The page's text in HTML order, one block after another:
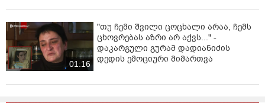
01:16
"თუ ჩემი შვილი ცოცხალი არაა, ჩემს
ცხოვრებას აზრი არ აქვს..." -
დაკარგული გურამ დადიანიძის
დედის ემოციური მიმართვა